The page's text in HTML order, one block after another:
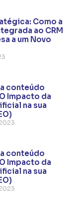
Como a
ao CRM
a um Novo
conteúdo
Impacto da
na sua
conteúdo
Impacto da
na sua